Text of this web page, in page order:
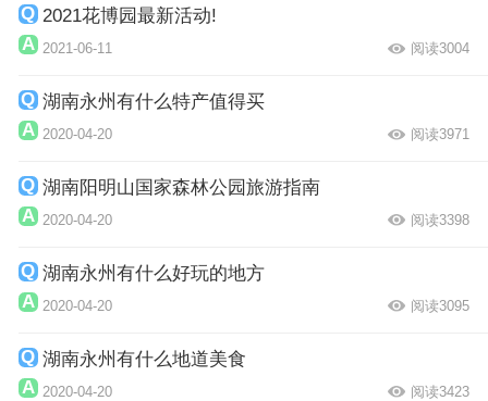
2021花博园最新活动!
2021-06-11 阅读3004
湖南永州有什么特产值得买
2020-04-20 阅读3971
湖南阳明山国家森林公园旅游指南
2020-04-20 阅读3398
湖南永州有什么好玩的地方
2020-04-20 阅读3095
湖南永州有什么地道美食
2020-04-20 阅读3423